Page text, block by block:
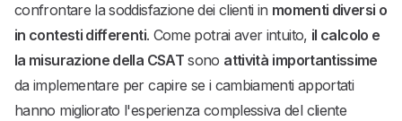
confrontare la soddisfazione dei clienti in momenti diversi o
in contesti differenti. Come potrai aver intuito, il calcolo e
la misurazione della CSAT sono attività importantissime
da implementare per capire se i cambiamenti apportati
hanno migliorato l'esperienza complessiva del cliente